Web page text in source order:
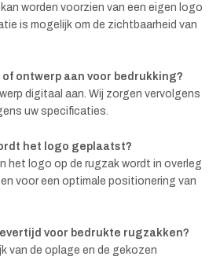
worden voorzien van een eigen logo
is mogelijk om de zichtbaarheid van
of ontwerp aan voor bedrukking?
digitaal aan. Wij zorgen vervolgens
uw specificaties.
het logo geplaatst?
het logo op de rugzak wordt in overleg
voor een optimale positionering van
voor bedrukte rugzakken?
van de oplage en de gekozen